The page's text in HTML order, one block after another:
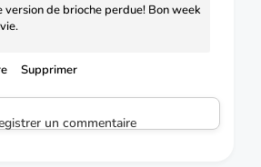
version de brioche perdue! Bon week
Supprimer
un commentaire